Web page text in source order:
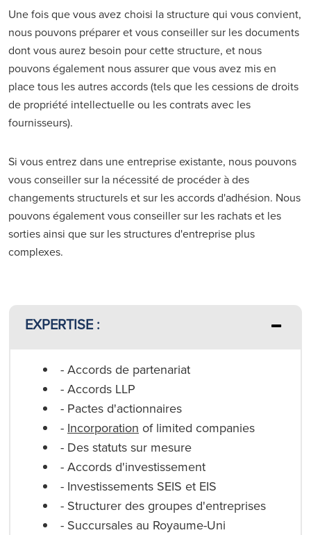
Une fois que vous avez choisi la structure qui vous convient,
nous pouvons préparer et vous conseiller sur les documents
dont vous aurez besoin pour cette structure, et nous
pouvons également nous assurer que vous avez mis en
place tous les autres accords (tels que les cessions de droits
de propriété intellectuelle ou les contrats avec les
fournisseurs).
Si vous entrez dans une entreprise existante, nous pouvons
vous conseiller sur la nécessité de procéder à des
changements structurels et sur les accords d'adhésion. Nous
pouvons également vous conseiller sur les rachats et les
sorties ainsi que sur les structures d'entreprise plus
complexes.
EXPERTISE :
- Accords de partenariat
- Accords LLP
- Pactes d'actionnaires
- Incorporation of limited companies
- Des statuts sur mesure
- Accords d'investissement
- Investissements SEIS et EIS
- Structurer des groupes d'entreprises
- Succursales au Royaume-Uni